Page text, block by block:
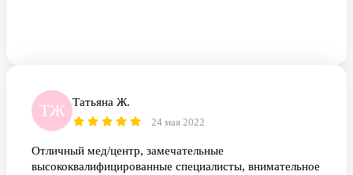
ТЖ Татьяна Ж.
24 мая 2022
Отличный мед/центр, замечательные
высококвалифицированные специалисты, внимательное